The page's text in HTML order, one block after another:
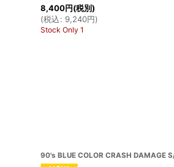
8,400円(税別)
(税込: 9,240円)
Stock Only 1
90's BLUE COLOR CRASH DAMAGE